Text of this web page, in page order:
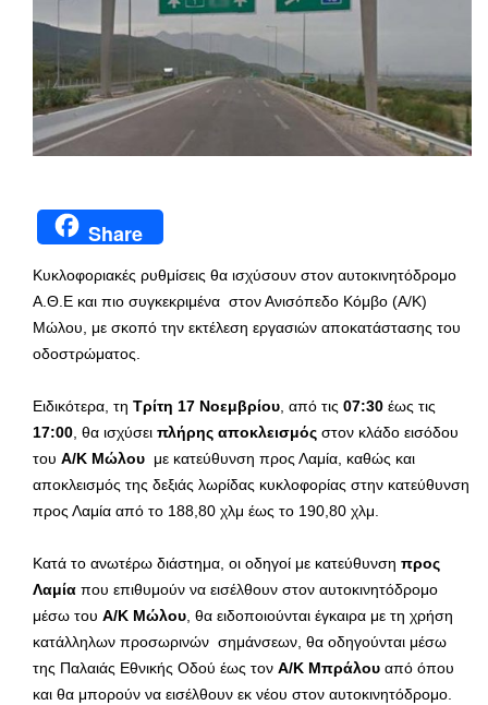
Share
Κυκλοφοριακές ρυθμίσεις θα ισχύσουν στον αυτοκινητόδρομο
Α.Θ.Ε και πιο συγκεκριμένα στον Ανισόπεδο Κόμβο (Α/Κ)
Μώλου, με σκοπό την εκτέλεση εργασιών αποκατάστασης του
οδοστρώματος.
Ειδικότερα, τη Τρίτη 17 Νοεμβρίου , από τις 07:30 έως τις
17:00 , θα ισχύσει πλήρης αποκλεισμός στον κλάδο εισόδου
του Α/Κ Μώλου με κατεύθυνση προς Λαμία, καθώς και
αποκλεισμός της δεξιάς λωρίδας κυκλοφορίας στην κατεύθυνση
προς Λαμία από το 188,80 χλμ έως το 190,80 χλμ.
Κατά το ανωτέρω διάστημα, οι οδηγοί με κατεύθυνση προς
Λαμία που επιθυμούν να εισέλθουν στον αυτοκινητόδρομο
μέσω του Α/Κ Μώλου , θα ειδοποιούνται έγκαιρα με τη χρήση
κατάλληλων προσωρινών σημάνσεων, θα οδηγούνται μέσω
της Παλαιάς Εθνικής Οδού έως τον Α/Κ Μπράλου από όπου
και θα μπορούν να εισέλθουν εκ νέου στον αυτοκινητόδρομο.